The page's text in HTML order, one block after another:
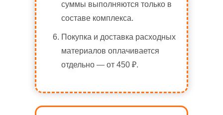
суммы выполняются только в
составе комплекса.
Покупка и доставка расходных
материалов оплачивается
отдельно — от 450 ₽.